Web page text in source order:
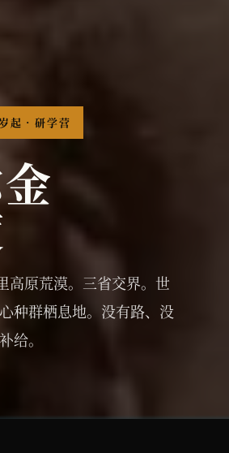
起 · 研学营
高原荒漠。三省交界。世
种群栖息地。没有路、没
给。